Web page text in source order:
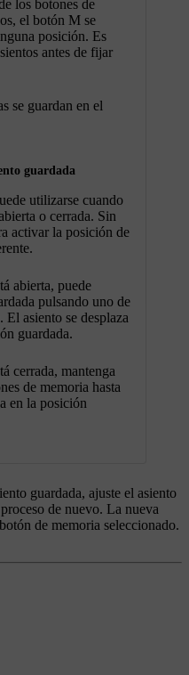
los botones de
el botón M se
posición. Es
antes de fijar
se guardan en el
guardada
utilizarse cuando
o cerrada. Sin
activar la posición de
abierta, puede
pulsando uno de
El asiento se desplaza
guardada.
cerrada, mantenga
de memoria hasta
en la posición
guardada, ajuste el asiento
de nuevo. La nueva
de memoria seleccionado.